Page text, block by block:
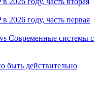
2026 году, часть первая
Современные системы с
быть действительно